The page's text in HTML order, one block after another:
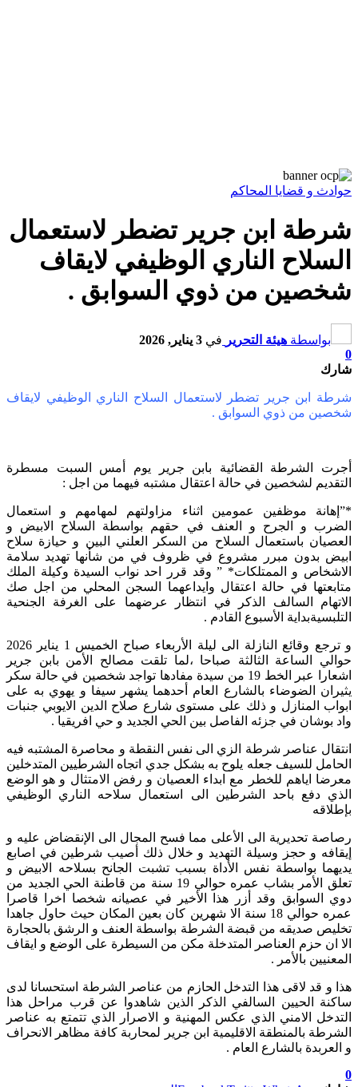
حوادث و قضايا المحاكم
شرطة ابن جرير تضطر لاستعمال
السلاح الناري الوظيفي لايقاف
شخصين من ذوي السوابق .
بواسطة هيئة التحرير في 3 يناير, 2026
0
شارك
شرطة ابن جرير تضطر لاستعمال السلاح الناري الوظيفي لايقاف
شخصين من ذوي السوابق .
أجرت الشرطة القضائية بابن جرير يوم أمس السبت مسطرة
التقديم لشخصين في حالة اعتقال مشتبه فيهما من اجل :
*”إهانة موظفين عمومين اثناء مزاولتهم لمهامهم و استعمال
الضرب و الجرح و العنف في حقهم بواسطة السلاح الابيض و
العصيان باستعمال السلاح من السكر العلني البين و حيازة سلاح
ابيض بدون مبرر مشروع في ظروف في من شأنها تهديد سلامة
الاشخاص و الممتلكات* ” وقد قرر احد نواب السيدة وكيلة الملك
متابعتها في حالة اعتقال وايداعهما السجن المحلي من اجل صك
الاتهام السالف الذكر في انتظار عرضهما على الغرفة الجنحية
التلبسيةبداية الأسبوع القادم .
و ترجع وقائع النازلة الى ليلة الأربعاء صباح الخميس 1 يناير 2026
حوالي الساعة الثالثة صباحا ،لما تلقت مصالح الأمن بابن جرير
اشعارا عبر الخط 19 من سيدة مفادها تواجد شخصين في حالة سكر
يثيران الضوضاء بالشارع العام أحدهما يشهر سيفا و يهوي به على
ابواب المنازل و ذلك على مستوى شارع صلاح الدين الايوبي جنبات
واد بوشان في جزئه الفاصل بين الحي الجديد و حي افريقيا .
انتقال عناصر شرطة الزي الى نفس النقطة و محاصرة المشتبه فيه
الحامل للسيف جعله يلوح به بشكل جدي اتجاه الشرطيين المتدخلين
معرضا اياهم للخطر مع ابداء العصيان و رفض الامتثال و هو الوضع
الذي دفع باحد الشرطين الى استعمال سلاحه الناري الوظيفي
بإطلاقه
رصاصة تحديرية الى الأعلى مما فسح المجال الى الإنقضاض عليه و
إيقافه و حجز وسيلة التهديد و خلال ذلك أصيب شرطين في اصابع
يديهما بواسطة نفس الأداة بسبب تشبت الجانح بسلاحه الابيض و
تعلق الأمر بشاب عمره حوالي 19 سنة من قاطنة الحي الجديد من
دوي السوابق وقد أزر هذا الأخير في عصيانه شخصا اخرا قاصرا
عمره حوالي 18 سنة الا شهرين كان بعين المكان حيث حاول جاهدا
تخليص صديقه من قبضة الشرطة بواسطة العنف و الرشق بالحجارة
الا ان حزم العناصر المتدخلة مكن من السيطرة على الوضع و ايقاف
المعنيين بالأمر .
هذا و قد لاقى هذا التدخل الحازم من عناصر الشرطة استحسانا لدى
ساكنة الحيين السالفي الذكر الذين شاهدوا عن قرب مراحل هذا
التدخل الامني الذي عكس المهنية و الاصرار الذي تتمتع به عناصر
الشرطة بالمنطقة الاقليمية ابن جرير لمحاربة كافة مظاهر الانحراف
و العربدة بالشارع العام .
0